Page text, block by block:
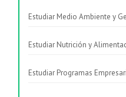
Estudiar Medio Ambiente y
Estudiar Nutrición y
Estudiar Programas